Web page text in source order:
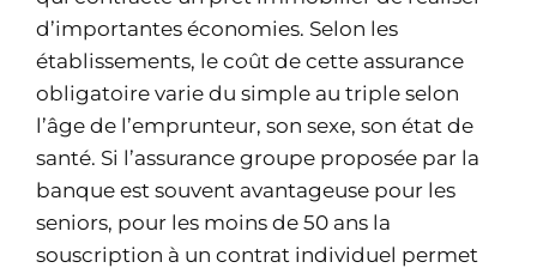
d’importantes économies. Selon les
établissements, le coût de cette assurance
obligatoire varie du simple au triple selon
l’âge de l’emprunteur, son sexe, son état de
santé. Si l’assurance groupe proposée par la
banque est souvent avantageuse pour les
seniors, pour les moins de 50 ans la
souscription à un contrat individuel permet